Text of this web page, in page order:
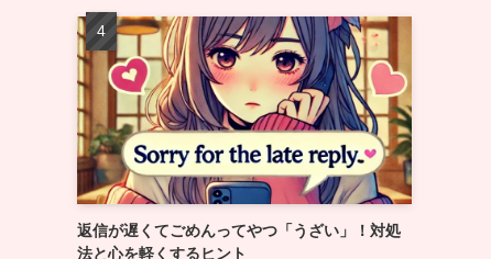
返信が遅くてごめんってやつ「うざい」！対処
法と心を軽くするヒント